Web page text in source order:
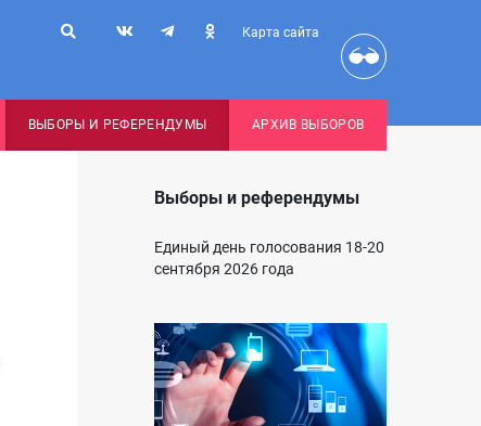
Карта сайта
ВЫБОРЫ И РЕФЕРЕНДУМЫ АРХИВ ВЫБОРОВ
Выборы и референдумы
Единый день голосования 18-20
сентября 2026 года